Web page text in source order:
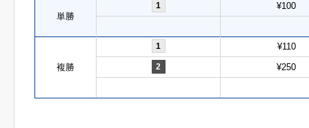
単勝
1 ¥100
複勝
1 ¥110
2 ¥250